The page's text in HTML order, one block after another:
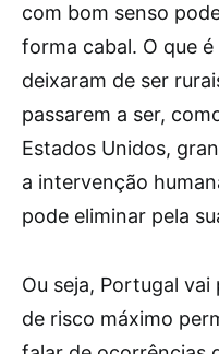
com bom senso
forma cabal. O que
deixaram de ser
passarem a ser,
Estados Unidos,
a intervenção
pode eliminar pela
Ou seja, Portugal
de risco máximo